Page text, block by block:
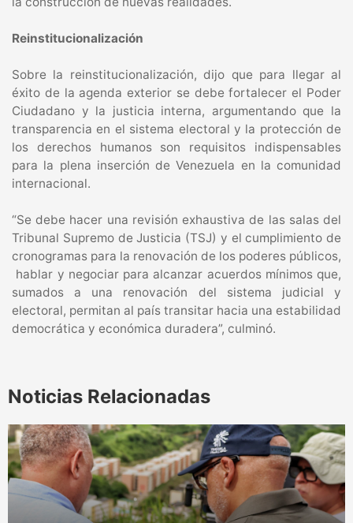
Reinstitucionalización
Sobre la reinstitucionalización, dijo que para llegar al
éxito de la agenda exterior se debe fortalecer el Poder
Ciudadano y la justicia interna, argumentando que la
transparencia en el sistema electoral y la protección de
los derechos humanos son requisitos indispensables
para la plena inserción de Venezuela en la comunidad
internacional.
“Se debe hacer una revisión exhaustiva de las salas del
Tribunal Supremo de Justicia (TSJ) y el cumplimiento de
cronogramas para la renovación de los poderes públicos,
hablar y negociar para alcanzar acuerdos mínimos que,
sumados a una renovación del sistema judicial y
electoral, permitan al país transitar hacia una estabilidad
democrática y económica duradera”, culminó.
Noticias Relacionadas